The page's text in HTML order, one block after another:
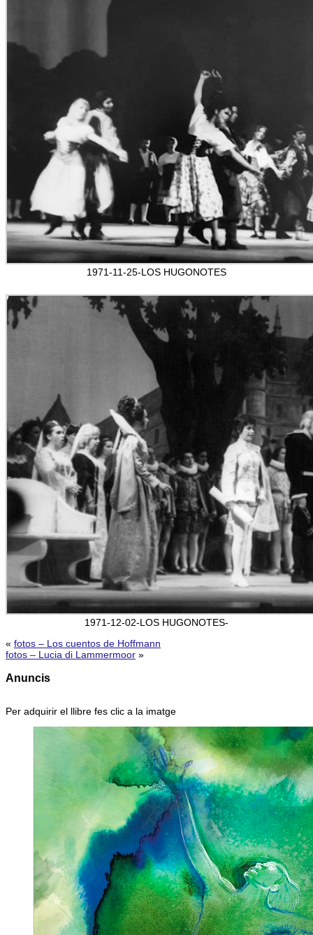
1971-11-25-LOS HUGONOTES
1971-12-02-LOS HUGONOTES-
« fotos – Los cuentos de Hoffmann
fotos – Lucia di Lammermoor »
Anuncis
Per adquirir el llibre fes clic a la imatge